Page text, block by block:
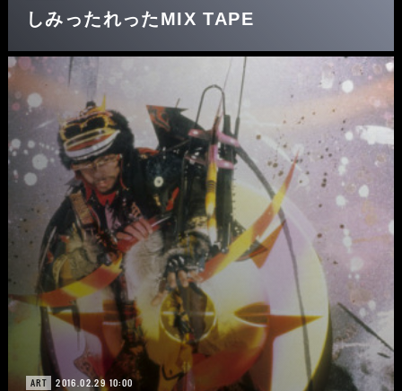
しみったれったMIX TAPE
ART 2016.02.29 10:00